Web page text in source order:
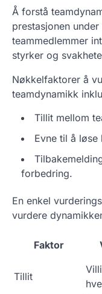
Å forstå
prestasjonen
teammedlemmer
styrker og
Nøkkelfaktorer å
teamdynamikk
Tillit mellom
Evne til å løse
forbedring.
En enkel
vurdere
Faktor
Tillit